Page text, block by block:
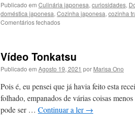
Publicado em Culinária japonesa, curiosidades,
doméstica japonesa, Cozinha japonesa, cozinha
Comentários fechadosem
Branco)
Vídeo Tonkatsu
Publicado em Agosto 19, 2021 por Marisa Ono
Pois é, eu pensei que já havia feito esta
folhado, empanados de várias coisas
pode ser … Continuar a ler→